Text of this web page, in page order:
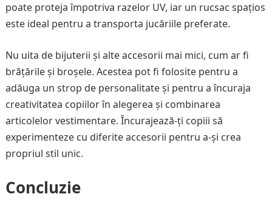
poate proteja împotriva razelor UV, iar un rucsac spațios
este ideal pentru a transporta jucăriile preferate.
Nu uita de bijuterii și alte accesorii mai mici, cum ar fi
brățările și broșele. Acestea pot fi folosite pentru a
adăuga un strop de personalitate și pentru a încuraja
creativitatea copiilor în alegerea și combinarea
articolelor vestimentare. Încurajează-ți copiii să
experimenteze cu diferite accesorii pentru a-și crea
propriul stil unic.
Concluzie